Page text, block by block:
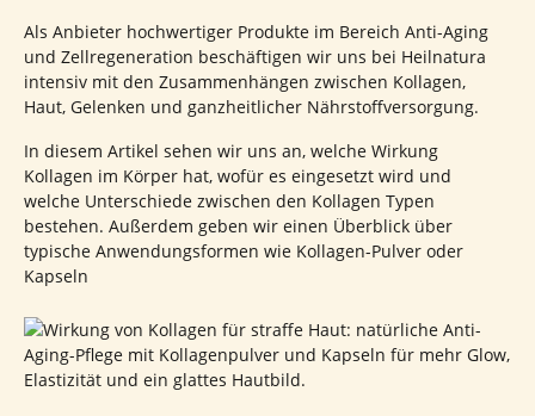
Als Anbieter hochwertiger Produkte im Bereich Anti-Aging
und Zellregeneration beschäftigen wir uns bei Heilnatura
intensiv mit den Zusammenhängen zwischen Kollagen,
Haut, Gelenken und ganzheitlicher Nährstoffversorgung.
In diesem Artikel sehen wir uns an, welche Wirkung
Kollagen im Körper hat, wofür es eingesetzt wird und
welche Unterschiede zwischen den Kollagen Typen
bestehen. Außerdem geben wir einen Überblick über
typische Anwendungsformen wie Kollagen-Pulver oder
Kapseln